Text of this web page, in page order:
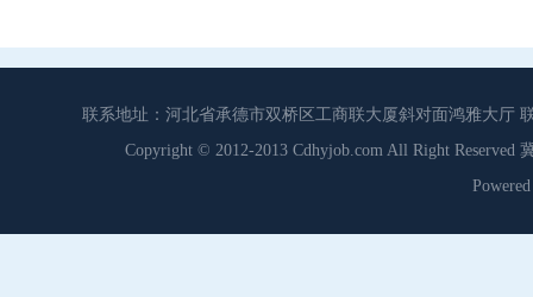
联系地址：河北省承德市双桥区工商联大厦斜对面鸿雅大厅
Copyright © 2012-2013 Cdhyjob.com All Right Reserved